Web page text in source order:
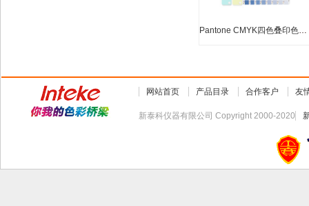
Y902C汗渍色牢度烘箱
Pantone CMYK四色叠印色卡 GP5101 CMYK Coated & Uncoated
网站首页 产品目录 合作客户 友
新泰科仪器有限公司 Copyright 2000-2020